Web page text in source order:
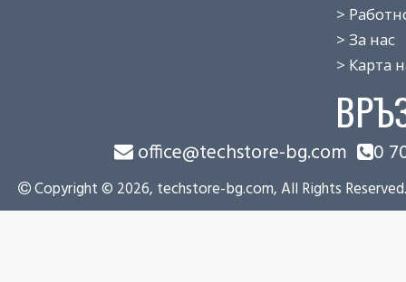
> Работно
> За нас
> Карта на
office@techstore-bg.com 0
Copyright © 2026, techstore-bg.com, All Rights Reserved.